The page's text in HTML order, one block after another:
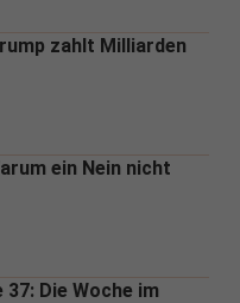
zahlt Milliarden
ein Nein nicht
Die Woche im